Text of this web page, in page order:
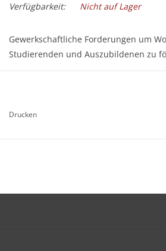
Verfügbarkeit:
Nicht auf Lager
Gewerkschaftliche Forderungen um
Studierenden und Auszubildenen zu
Drucken